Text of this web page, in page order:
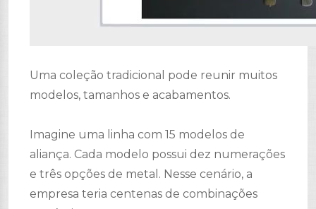
Uma coleção tradicional pode reunir muitos
modelos, tamanhos e acabamentos.
Imagine uma linha com 15 modelos de
aliança. Cada modelo possui dez numerações
e três opções de metal. Nesse cenário, a
empresa teria centenas de combinações